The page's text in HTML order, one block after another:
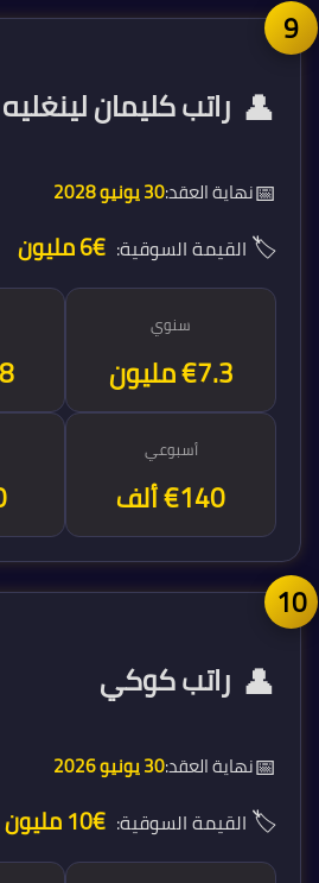
9
👤 راتب كليمان لينغليه
نهاية العقد:30 يونيو 2028
🏷️القيمة السوقية:€6 مليون
سنوي
€7.3 مليون
أسبوعي
€140 ألف
👤 راتب كوكي
نهاية العقد:30 يونيو 2026
🏷️القيمة السوقية:€10 مليون